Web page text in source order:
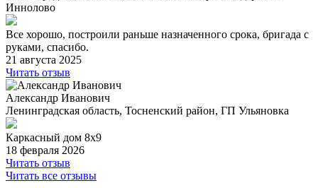
Иннолово
Все хорошо, построили раньше назначенного срока, бригада с
руками, спасибо.
21 августа 2025
Читать отзыв
Александр Иванович
Ленинградская область, Тосненский район, ГП Ульяновка
Каркасный дом 8х9
18 февраля 2026
Читать отзыв
Читать все отзывы